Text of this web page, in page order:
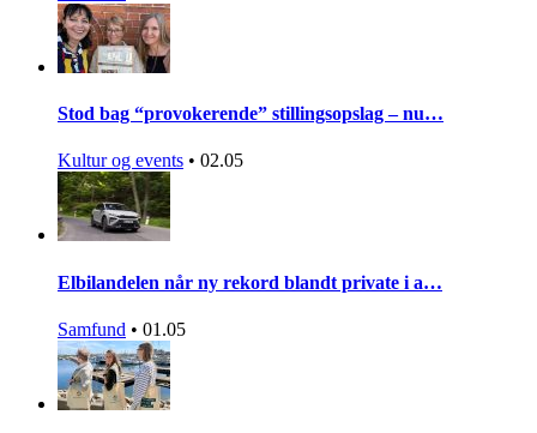
Stod bag “provokerende” stillingsopslag – nu…
Kultur og events • 02.05
Elbilandelen når ny rekord blandt private i a…
Samfund • 01.05